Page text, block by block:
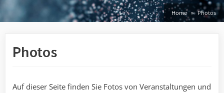
Home Photos
Photos
Auf dieser Seite finden Sie Fotos von Veranstaltungen und